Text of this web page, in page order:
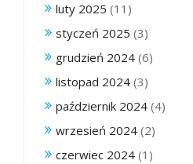
luty 2025 (11)
styczeń 2025 (3)
grudzień 2024 (6)
listopad 2024 (3)
październik 2024 (4)
wrzesień 2024 (2)
czerwiec 2024 (1)